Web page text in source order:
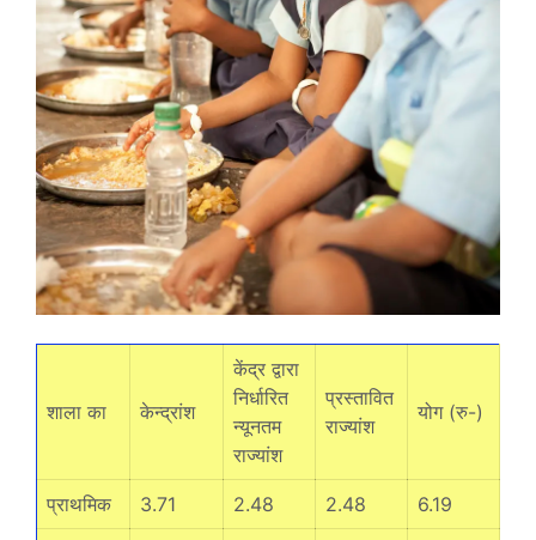
शाला का केन्द्रांश
केंद्र द्वारा
निर्धारित
न्यूनतम
राज्यांश
प्रस्तावित
राज्यांश
योग (रु-)
प्राथमिक 3.71 2.48 2.48 6.19